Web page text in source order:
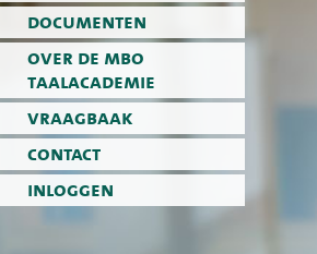
documenten
over de mbo
taalacademie
vraagbaak
contact
inloggen